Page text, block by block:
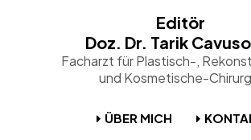
Editör
Doz. Dr. Tarik
Facharzt für Plastisch-,
und Kosmetische-
ÜBER MICH